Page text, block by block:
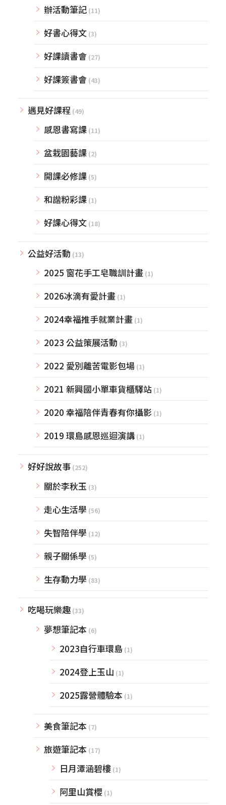
辦活動筆記 (11)
好書心得文 (3)
好課讀書會 (27)
好課簽書會 (43)
遇見好課程 (49)
感恩書寫課 (11)
盆栽園藝課 (2)
開課必修課 (5)
和諧粉彩課 (1)
好課心得文 (18)
公益好活動 (13)
2025 窗花手工皂職訓計畫 (1)
2026冰滴有愛計畫 (1)
2024幸福推手就業計畫 (1)
2023 公益策展活動 (3)
2022 愛別離苦電影包場 (1)
2021 新興國小單車貨櫃驛站 (1)
2020 幸福陪伴青春有你攝影 (1)
2019 環島感恩巡迴演講 (1)
好好說故事 (252)
關於李秋玉 (3)
走心生活學 (56)
失智陪伴學 (12)
親子關係學 (5)
生存動力學 (83)
吃喝玩樂趣 (33)
夢想筆記本 (6)
2023自行車環島 (1)
2024登上玉山 (1)
2025露營體驗本 (1)
美食筆記本 (7)
旅遊筆記本 (17)
日月潭涵碧樓 (1)
阿里山賞櫻 (1)